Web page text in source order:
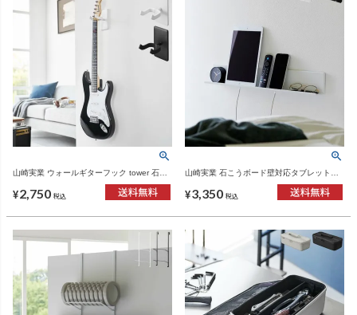
山崎実業 ウォールギターフック tower 石こ
リーズ
¥2,750 税込
山崎実業 石こうボード壁対応タブレット＆
ワーシリーズ
¥3,350 税込